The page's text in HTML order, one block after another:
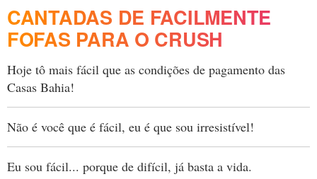
CANTADAS DE FACILMENTE
FOFAS PARA O CRUSH
Hoje tô mais fácil que as condições de pagamento das
Casas Bahia!
Não é você que é fácil, eu é que sou irresistível!
Eu sou fácil... porque de difícil, já basta a vida.